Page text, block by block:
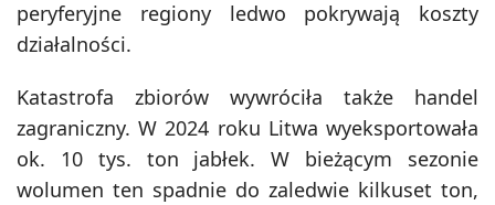
peryferyjne regiony ledwo pokrywają koszty
działalności.
Katastrofa zbiorów wywróciła także handel
zagraniczny. W 2024 roku Litwa wyeksportowała
ok. 10 tys. ton jabłek. W bieżącym sezonie
wolumen ten spadnie do zaledwie kilkuset ton,